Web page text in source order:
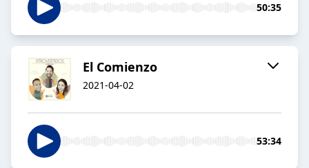
50:35
El Comienzo
2021-04-02
53:34